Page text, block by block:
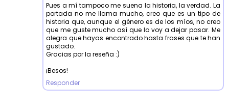
Pues a mí tampoco me suena la historia, la verdad. La
portada no me llama mucho, creo que es un tipo de
historia que, aunque el género es de los míos, no creo
que me guste mucho así que lo voy a dejar pasar. Me
alegra que hayas encontrado hasta frases que te han
gustado.
Gracias por la reseña :)
¡Besos!
Responder